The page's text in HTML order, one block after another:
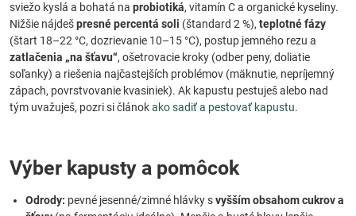
sviežo kyslá a bohatá na probiotiká, vitamín C a organické kyseliny.
Nižšie nájdešpresné percentá soli (štandard 2 %), teplotné fázy
(štart 18–22 °C, dozrievanie 10–15 °C), postup jemného rezu a
zatlačenia „na šťavu“, ošetrovacie kroky (odber peny, doliatie
soľanky) a riešenia najčastejších problémov (mäknutie, nepríjemný
zápach, povrstvovanie kvasiniek). Ak kapustu pestuješ alebo nad
tým uvažuješ, pozri si článokako sadiť a pestovať kapustu.
Výber kapusty a pomôcok
Odrody: pevné jesenné/zimné hlávky svyšším obsahom cukrov a